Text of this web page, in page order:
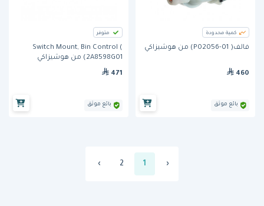
كمية محدودة
فالف( P02056-01) من هوشيزاكي
460
بائع موثق
متوفر
Switch Mount, Bin Control (
2A8598G01) من هوشيزاكي
471
بائع موثق
‹
1
2
›